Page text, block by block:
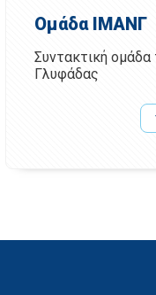
Ομάδα ΙΜΑΝΓ
Συντακτική ομάδα
Γλυφάδας